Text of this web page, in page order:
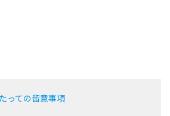
っての留意事項